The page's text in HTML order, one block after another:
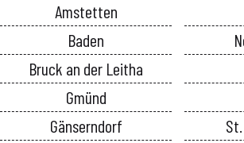
Amstetten
Baden
Bruck an der Leitha
Gmünd
Gänserndorf